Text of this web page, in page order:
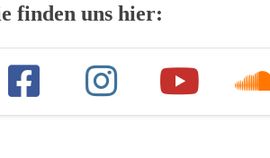
finden uns hier: